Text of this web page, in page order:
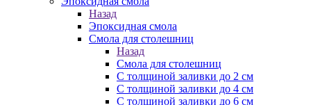
Назад
Эпоксидная смола
Смола для столешниц
Назад
Смола для столешниц
С толщиной заливки до 2 см
С толщиной заливки до 4 см
С толщиной заливки до 6 см